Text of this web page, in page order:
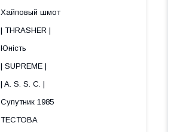
Хайповый шмот
| THRASHER |
Юність
| SUPREME |
| A. S. S. C. |
Супутник 1985
ТЕСТОВА